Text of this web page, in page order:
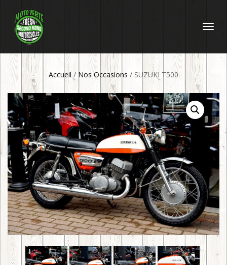
DÉPLIER
Accueil / Nos Occasions / SUZUKI T500